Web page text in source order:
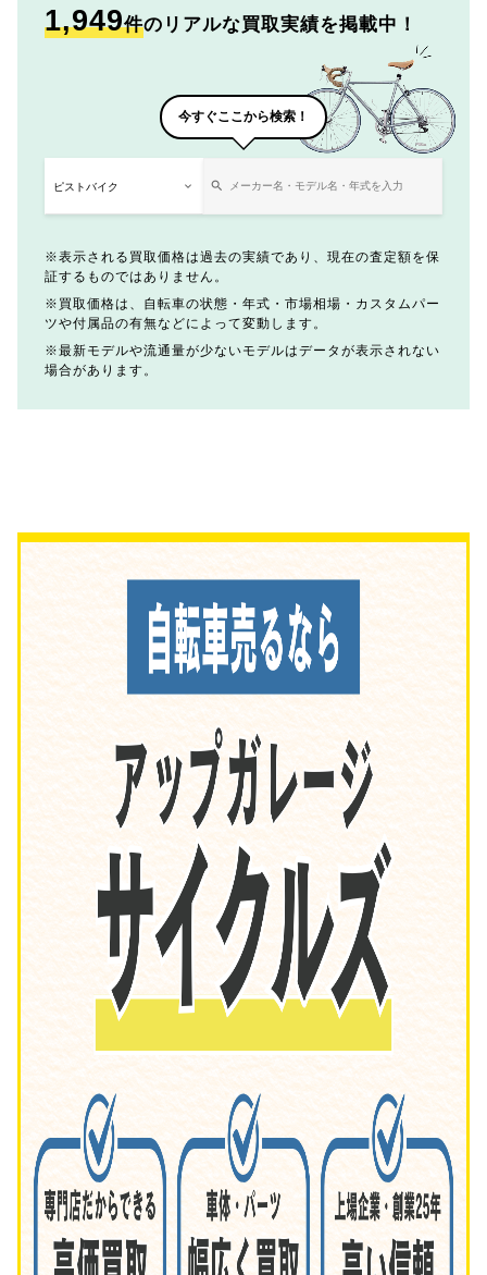
1,949件のリアルな買取実績を掲載中！
今すぐここから検索！
表示される買取価格は過去の実績であり、現在の査定額を保
証するものではありません。
買取価格は、自転車の状態・年式・市場相場・カスタムパー
ツや付属品の有無などによって変動します。
最新モデルや流通量が少ないモデルはデータが表示されない
場合があります。